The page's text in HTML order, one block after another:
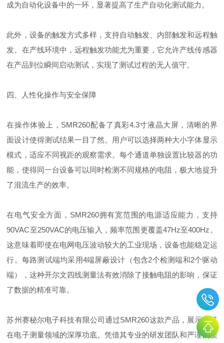
成为自动化设备中的一环，显著提高了生产自动化测试能力。
此外，设备的触发方式多样，支持自动触发、内部触发和远程触
发。在产线环境中，远程触发功能尤为重要，它允许产线传感器
在产品到位瞬间启动测试，实现了测试过程的无人值守。
四、人性化操作与安全保障
在操作体验上，SMR260配备了真彩4.3寸液晶大屏，清晰的界
面设计使得测试结果一目了然。用户可以选择两种大小字体显示
模式，适应不同视距的观察需求。每个通道单独设置比较器的功
能，使得同一台设备可以同时检测不同规格的电阻，极大地提升
了混流生产的效率。
在电气安全方面，SMR260拥有宽范围的电源适应能力，支持
90VAC至250VAC的电压输入，频率范围更覆盖47Hz至400Hz。
这意味着即使在电网电压波动较大的工业现场，设备也能稳定运
行。每路测试端均采用4端屏蔽设计（包含2个检测端和2个驱动
端），这种开尔文四线测量法有效消除了接触电阻的影响，保证
了数据的精准可靠。
苏州赛秘尔电子科技有限公司通过SMR260这款产品，展示了其
在电子测量领域的深厚功底。凭借其专业的研发团队和严谨的质